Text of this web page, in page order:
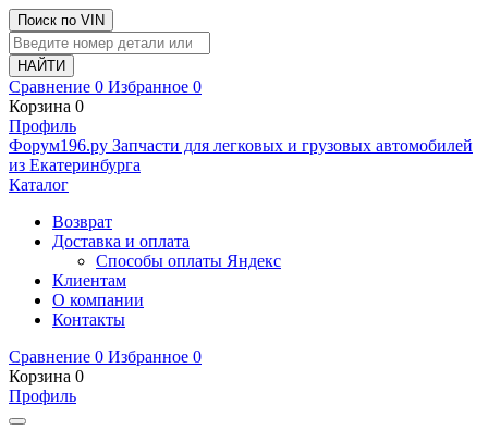
Поиск по VIN
Сравнение 0 Избранное 0
Корзина 0
Профиль
Фoрум196.ру Запчасти для легковых и грузовых автомобилей
из Екатеринбурга
Каталог
Возврат
Доставка и оплата
Способы оплаты Яндекс
Клиентам
О компании
Контакты
Сравнение 0 Избранное 0
Корзина 0
Профиль